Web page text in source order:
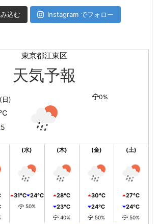
込む Instagram でフォロー
東京都江東区
天気予報
日) 0%
(水)
31℃ 24℃
50%
(木)
28℃
23℃
40%
(金)
30℃
24℃
50%
(土)
27℃
24℃
50%